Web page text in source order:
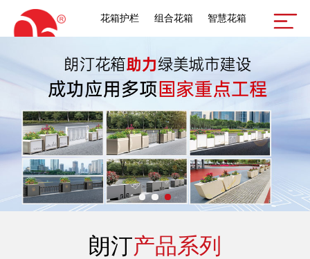
花箱护栏 组合花箱 智慧花箱
朗汀产品系列